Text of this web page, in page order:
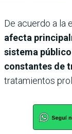
De acuerdo a la
afecta
sistema
constantes de
tratamientos